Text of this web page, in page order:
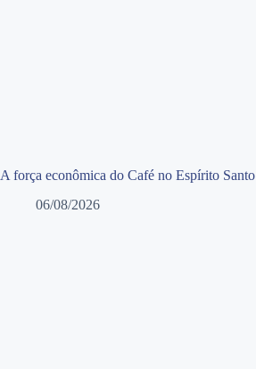
A força econômica do Café no Espírito Santo
06/08/2026